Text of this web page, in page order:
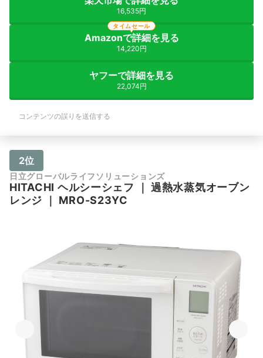
16,535円
Amazonで詳細を見る
14,220円
タイムセール
ヤフーで詳細を見る
22,074円
コンテンツの誤りを送信する
2位
日立グローバルライフソリューションズ
HITACHI ヘルシーシェフ
過熱水蒸気オーブン
レンジ
MRO-S23YC